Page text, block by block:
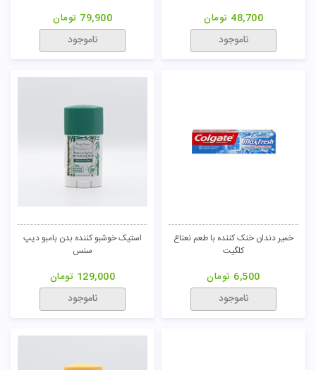
48,700 تومان
ناموجود
79,900 تومان
ناموجود
خمیر دندان خنک کننده با طعم نعناع
کلگیت
6,500 تومان
ناموجود
استیک خوشبو کننده بدن بامبو دیپ
سنس
129,000 تومان
ناموجود